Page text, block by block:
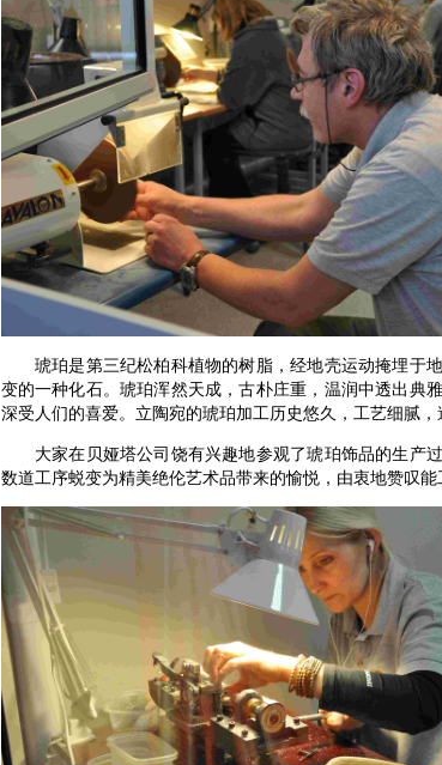
琥珀是第三纪松柏科植物的树脂，经地壳运动掩埋于
变的一种化石。琥珀浑然天成，古朴庄重，温润中透出典
深受人们的喜爱。立陶宛的琥珀加工历史悠久，工艺细腻
大家在贝娅塔公司饶有兴趣地参观了琥珀饰品的生产
数道工序蜕变为精美绝伦艺术品带来的愉悦，由衷地赞叹